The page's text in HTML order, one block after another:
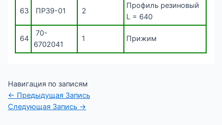
63 ПР39-01 2
Профиль резиновый
L = 640
64
70-
6702041
1 Прижим
Навигация по записям
← Предыдущая Запись
Следующая Запись →